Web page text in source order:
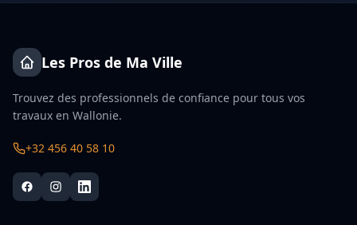
Les Pros de Ma Ville
Trouvez des professionnels de confiance pour tous vos
travaux en Wallonie.
+32 456 40 58 10